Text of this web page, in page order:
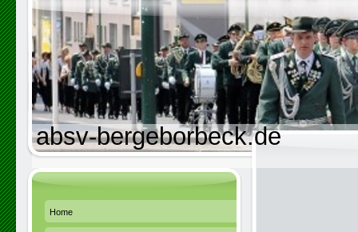
absv-bergeborbeck.de
Home